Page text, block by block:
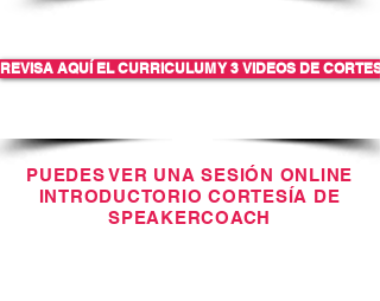
REVISA AQUÍ EL CURRICULUM Y 3 VIDEOS DE
PUEDES VER UNA SESIÓN ONLINE
INTRODUCTORIO CORTESÍA DE
SPEAKERCOACH